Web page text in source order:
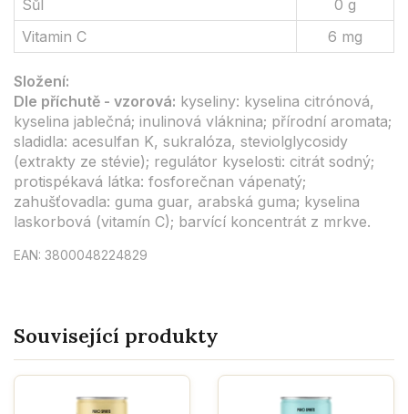
Sůl
0 g
Vitamin C
6 mg
Složení:
Dle příchutě - vzorová: kyseliny: kyselina citrónová,
kyselina jablečná; inulinová vláknina; přírodní aromata;
sladidla: acesulfan K, sukralóza, steviolglycosidy
(extrakty ze stévie); regulátor kyselosti: citrát sodný;
protispékavá látka: fosforečnan vápenatý;
zahušťovadla: guma guar, arabská guma; kyselina
laskorbová (vitamín C); barvící koncentrát z mrkve.
EAN: 3800048224829
Související produkty